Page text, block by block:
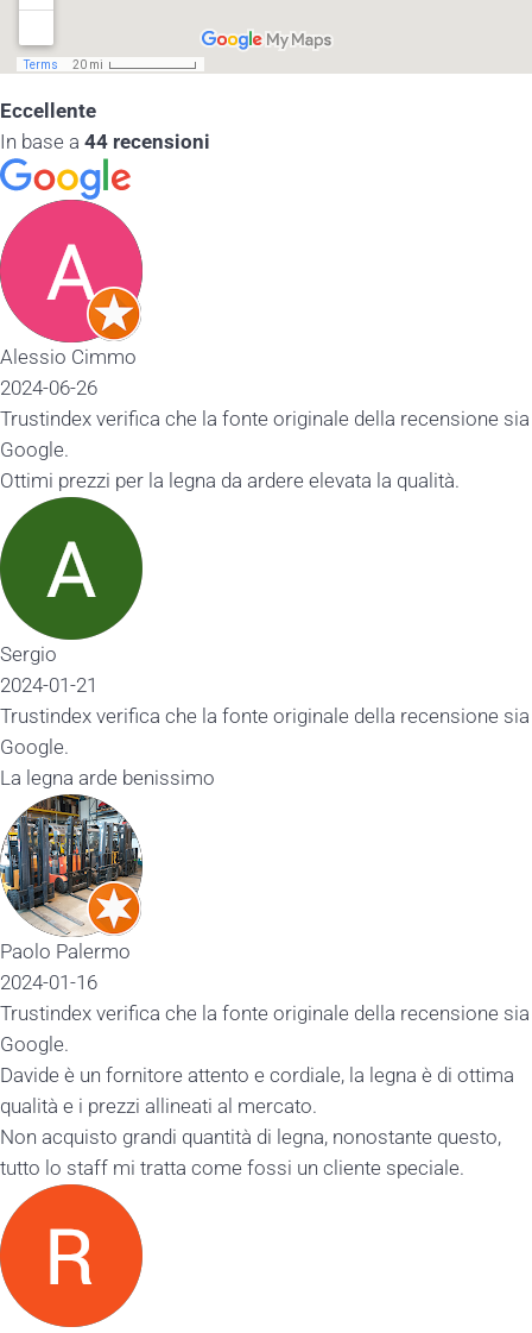
Eccellente
In base a 44 recensioni
Alessio Cimmo
2024-06-26
Trustindex verifica che la fonte originale della recensione sia
Google.
Ottimi prezzi per la legna da ardere elevata la qualità.
Sergio
2024-01-21
Trustindex verifica che la fonte originale della recensione sia
Google.
La legna arde benissimo
Paolo Palermo
2024-01-16
Trustindex verifica che la fonte originale della recensione sia
Google.
Davide è un fornitore attento e cordiale, la legna è di ottima
qualità e i prezzi allineati al mercato.
Non acquisto grandi quantità di legna, nonostante questo,
tutto lo staff mi tratta come fossi un cliente speciale.